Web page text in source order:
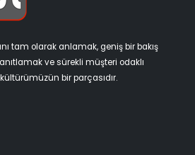
tam olarak anlamak, geniş bir bakış
ve sürekli müşteri odaklı
bir parçasıdır.